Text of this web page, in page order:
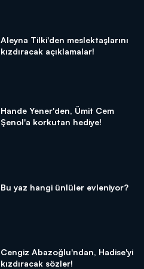
Aleyna Tilki'den meslektaşlarını
kızdıracak açıklamalar!
Hande Yener'den, Ümit Cem
Şenol'a korkutan hediye!
Bu yaz hangi ünlüler evleniyor?
Cengiz Abazoğlu'ndan, Hadise'yi
kızdıracak sözler!